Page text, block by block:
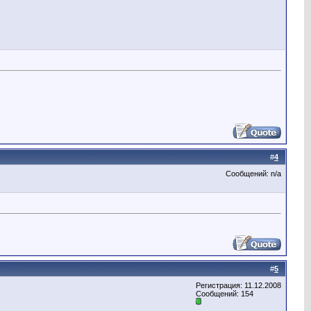
#4
Сообщений: n/a
#5
Регистрация: 11.12.2008
Сообщений: 154